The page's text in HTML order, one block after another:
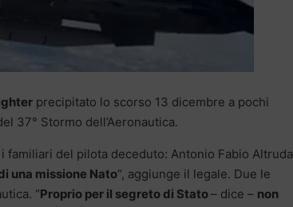
precipitato lo scorso 13 dicembre a pochi
37° Stormo dell’Aeronautica.
familiari del pilota deceduto: Antonio Fabio Altruda
una missione Nato“, aggiunge il legale. Due le
“Proprio per il segreto di Stato– dice – non